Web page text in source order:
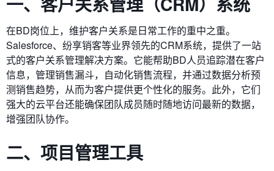
在BD岗位上，维护客户关系是日常工作的重中之重。
Salesforce、纷享销客等业界领先的CRM系统，提供了一站
式的客户关系管理解决方案。它能帮助BD人员追踪潜在客户
信息，管理销售漏斗，自动化销售流程，并通过数据分析预
测销售趋势，从而为客户提供更个性化的服务。此外，它们
强大的云平台还能确保团队成员随时随地访问最新的数据，
增强团队协作。
二、项目管理工具